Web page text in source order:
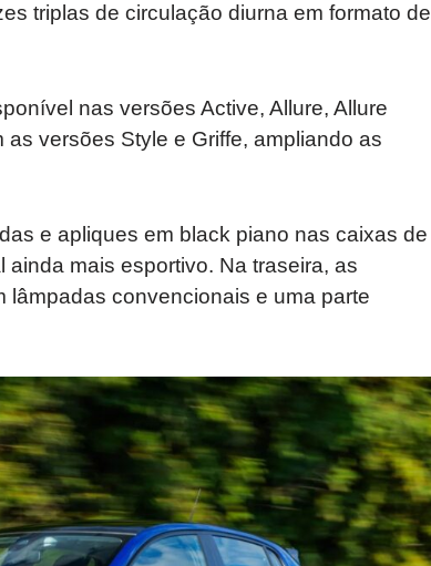
triplas de circulação diurna em formato de
nas versões Active, Allure, Allure
versões Style e Griffe, ampliando as
e apliques em black piano nas caixas de
mais esportivo. Na traseira, as
lâmpadas convencionais e uma parte